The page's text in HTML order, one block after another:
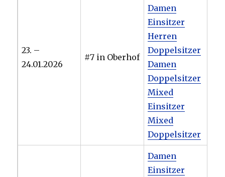
23. –
24.01.2026
#7 in Oberhof
Damen
Einsitzer
Herren
Doppelsitzer
Damen
Doppelsitzer
Mixed
Einsitzer
Mixed
Doppelsitzer
Damen
Einsitzer